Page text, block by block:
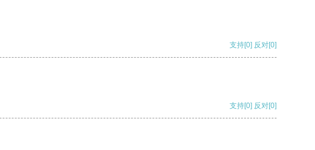
支持[0] 反对[0]
支持[0] 反对[0]